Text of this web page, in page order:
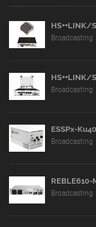
HS++LINK/
Broadcasting
HS++LINK/
Broadcasting
ESSPx-
Broadcasting
REBLE610-
Broadcasting